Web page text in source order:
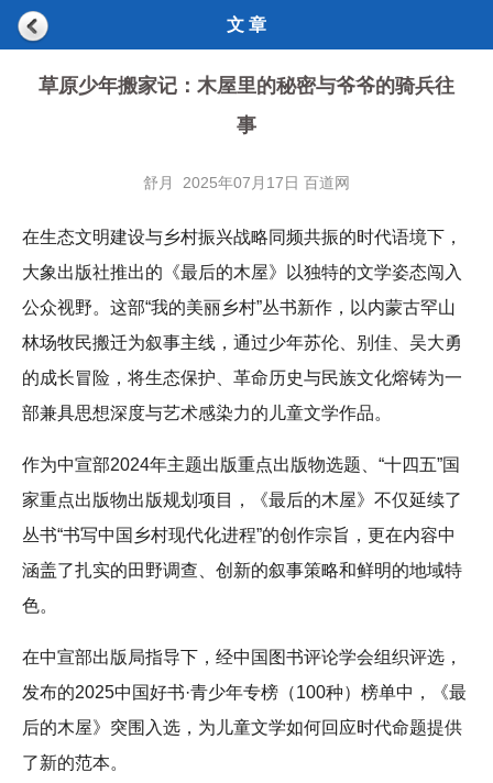
文 章
草原少年搬家记：木屋里的秘密与爷爷的骑兵往
事
舒月 2025年07月17日 百道网
在生态文明建设与乡村振兴战略同频共振的时代语境下，
大象出版社推出的《最后的木屋》以独特的文学姿态闯入
公众视野。这部“我的美丽乡村”丛书新作，以内蒙古罕山
林场牧民搬迁为叙事主线，通过少年苏伦、别佳、吴大勇
的成长冒险，将生态保护、革命历史与民族文化熔铸为一
部兼具思想深度与艺术感染力的儿童文学作品。
作为中宣部2024年主题出版重点出版物选题、“十四五”国
家重点出版物出版规划项目，《最后的木屋》不仅延续了
丛书“书写中国乡村现代化进程”的创作宗旨，更在内容中
涵盖了扎实的田野调查、创新的叙事策略和鲜明的地域特
色。
在中宣部出版局指导下，经中国图书评论学会组织评选，
发布的2025中国好书·青少年专榜（100种）榜单中，《最
后的木屋》突围入选，为儿童文学如何回应时代命题提供
了新的范本。